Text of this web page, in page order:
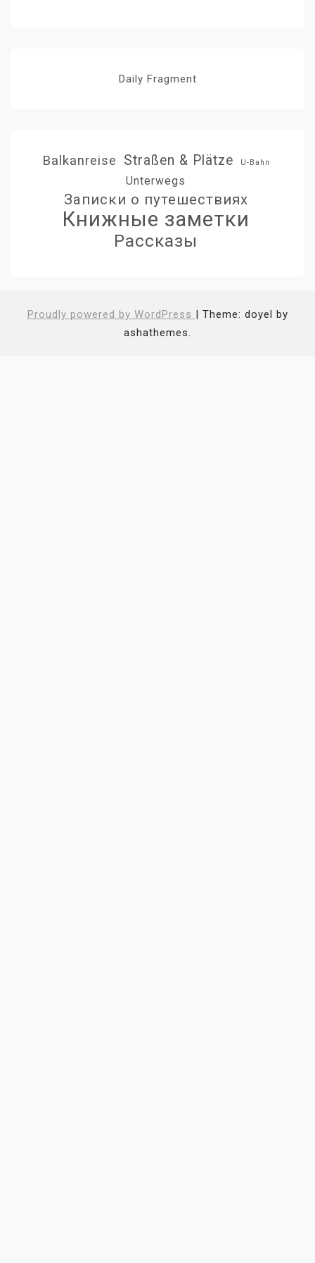
Daily Fragment
Balkanreise Straßen & Plätze U-Bahn
Unterwegs
Записки о путешествиях
Книжные заметки
Рассказы
Proudly powered by WordPress
Theme: doyel by
ashathemes.